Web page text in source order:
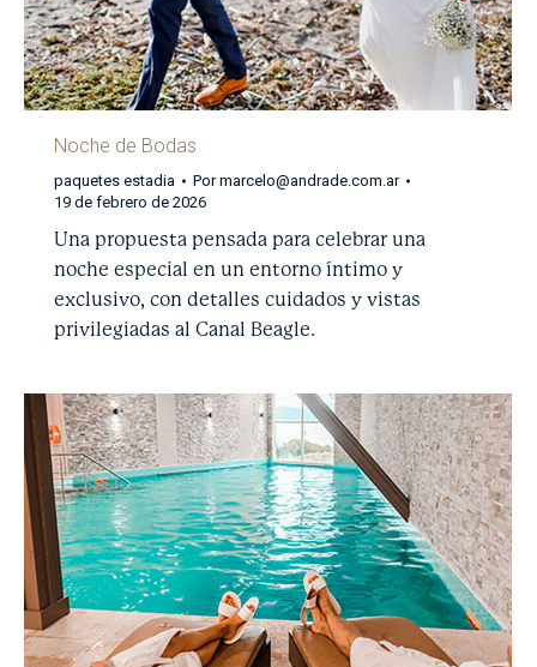
Noche de Bodas
paquetes estadia Pormarcelo@andrade.com.ar
19 de febrero de 2026
Una propuesta pensada para celebrar una
noche especial en un entorno íntimo y
exclusivo, con detalles cuidados y vistas
privilegiadas al Canal Beagle.